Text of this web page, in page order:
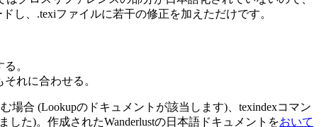
し、 .texiファイルに若干の修正を加えただけです。
。
れに合わせる。
合 (Lookupのドキュメントが該当します)、 texindexコマン
した)。作成されたWanderlustの日本語ドキュメントをおいて